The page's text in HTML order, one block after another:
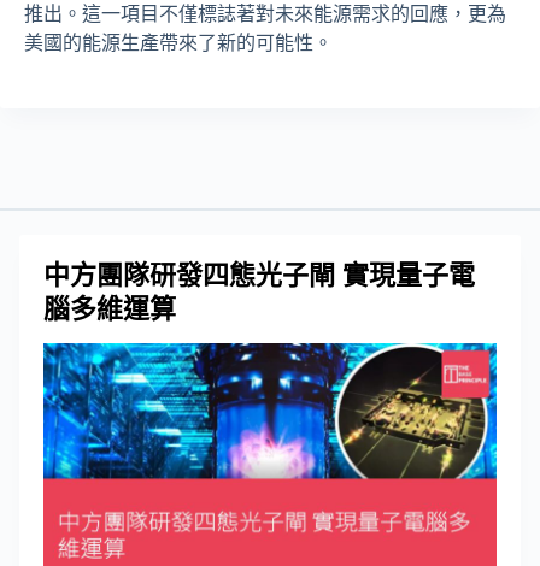
推出。這一項目不僅標誌著對未來能源需求的回應，更為
美國的能源生產帶來了新的可能性。
中方團隊研發四態光子閘 實現量子電
腦多維運算